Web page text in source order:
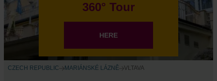
360° Tour
HERE
CZECH REPUBLIC MARIÁNSKÉ LÁZNĚ VLTAVA